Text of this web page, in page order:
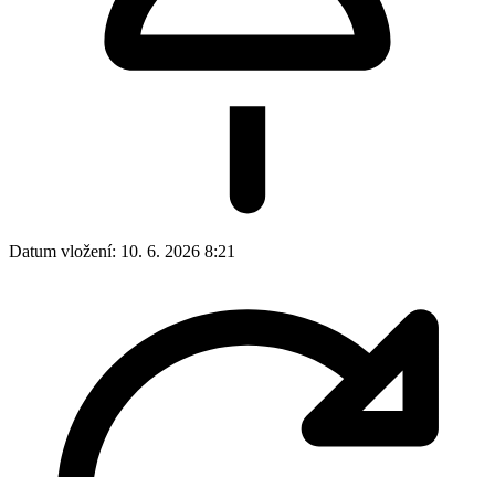
Datum vložení: 10. 6. 2026 8:21